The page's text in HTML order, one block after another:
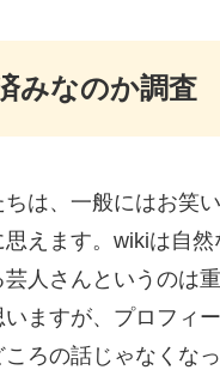
みなのか調査
は、一般にはお笑
えます。wikiは自
人さんというのは
ますが、プロフィ
ろの話じゃなくな